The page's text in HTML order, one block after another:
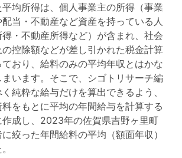
均所得は、個人事業主の所得（事業
当・不動産など資産を持っている人
・不動産所得など）が含まれ、社会
控除額などが差し引かれた税金計算
ており、給料のみの平均年収とはかな
まいます。そこで、シゴトリサーチ編
純粋な給与だけを算出できるよう、
をもとに平均の年間給与を計算する
作成し、2023年の佐賀県吉野ヶ里町
絞った年間給料の平均（額面年収）